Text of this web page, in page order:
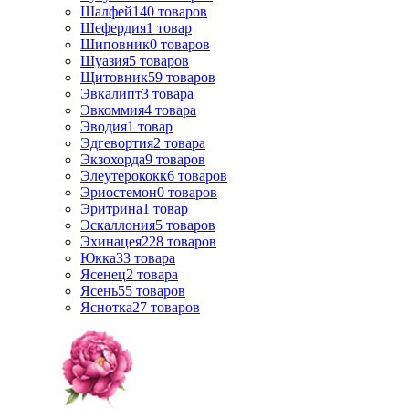
Шалфей140 товаров
Шефердия1 товар
Шиповник0 товаров
Шуазия5 товаров
Щитовник59 товаров
Эвкалипт3 товара
Эвкоммия4 товара
Эводия1 товар
Эдгевортия2 товара
Экзохорда9 товаров
Элеутерококк6 товаров
Эриостемон0 товаров
Эритрина1 товар
Эскаллония5 товаров
Эхинацея228 товаров
Юкка33 товара
Ясенец2 товара
Ясень55 товаров
Яснотка27 товаров